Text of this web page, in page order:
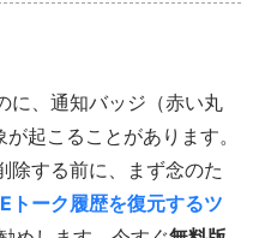
に、通知バッジ（赤い丸
起こることがあります。
除する前に、まず念のた
トーク履歴を復元するツ